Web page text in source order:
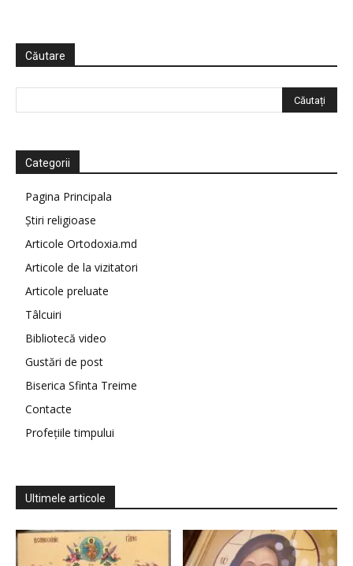
Căutare
Categorii
Pagina Principala
Știri religioase
Articole Ortodoxia.md
Articole de la vizitatori
Articole preluate
Tâlcuiri
Bibliotecă video
Gustări de post
Biserica Sfinta Treime
Contacte
Profețiile timpului
Ultimele articole